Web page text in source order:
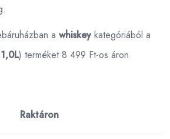
a whiskeykategóriából a
) terméket 8 499 Ft-os áron
Raktáron